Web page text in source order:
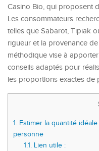
Casino Bio, qui proposent
Les consommateurs
telles que Sabarot, Tipiak
rigueur et la provenance
méthodique vise à
conseils adaptés pour
les proportions exactes de
1. Estimer la quantité
personne
1.1. Lien utile :